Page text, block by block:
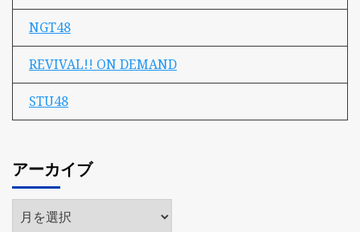
NGT48
REVIVAL!! ON DEMAND
STU48
アーカイブ
ア
ー